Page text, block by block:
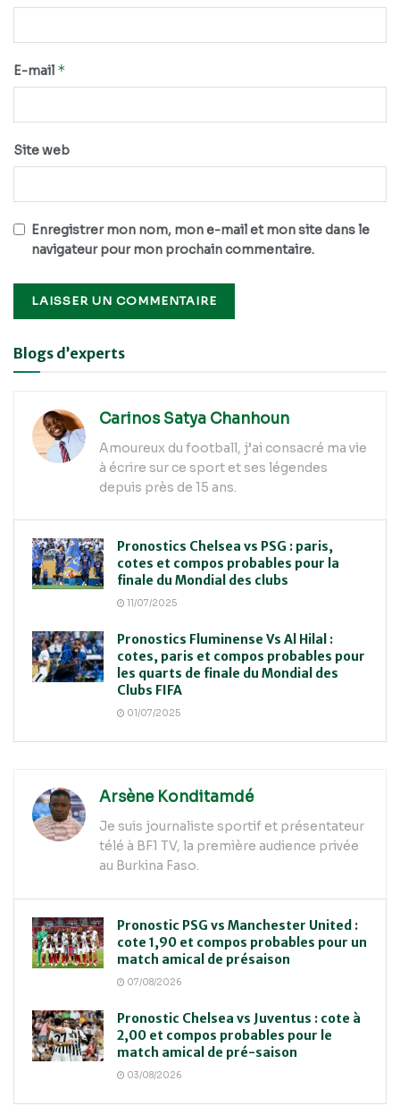
E-mail *
Site web
Enregistrer mon nom, mon e-mail et mon site dans le
navigateur pour mon prochain commentaire.
Alternative:
Blogs d’experts
Carinos Satya Chanhoun
Amoureux du football, j’ai consacré ma vie
à écrire sur ce sport et ses légendes
depuis près de 15 ans.
Pronostics Chelsea vs PSG : paris,
cotes et compos probables pour la
finale du Mondial des clubs
11/07/2025
Pronostics Fluminense Vs Al Hilal :
cotes, paris et compos probables pour
les quarts de finale du Mondial des
Clubs FIFA
01/07/2025
Arsène Konditamdé
Je suis journaliste sportif et présentateur
télé à BF1 TV, la première audience privée
au Burkina Faso.
Pronostic PSG vs Manchester United :
cote 1,90 et compos probables pour un
match amical de présaison
07/08/2026
Pronostic Chelsea vs Juventus : cote à
2,00 et compos probables pour le
match amical de pré-saison
03/08/2026